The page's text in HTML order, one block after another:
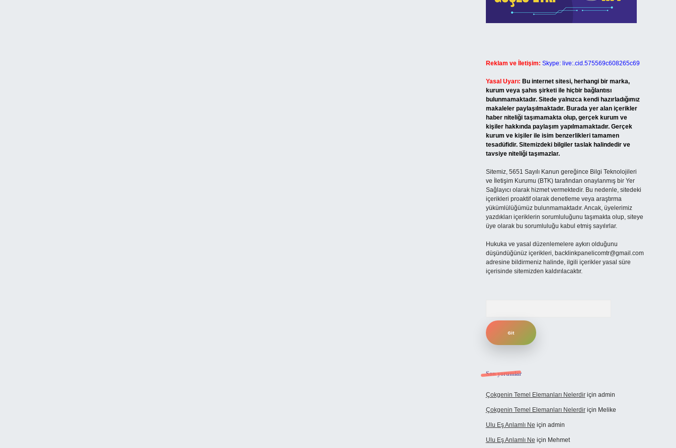
Reklam ve İletişim: Skype: live:.cid.575569c608265c69
Yasal Uyarı: Bu internet sitesi, herhangi bir marka,
kurum veya şahıs şirketi ile hiçbir bağlantısı
bulunmamaktadır. Sitede yalnızca kendi hazırladığımız
makaleler paylaşılmaktadır. Burada yer alan içerikler
haber niteliği taşımamakta olup, gerçek kurum ve
kişiler hakkında paylaşım yapılmamaktadır. Gerçek
kurum ve kişiler ile isim benzerlikleri tamamen
tesadüfidir. Sitemizdeki bilgiler taslak halindedir ve
tavsiye niteliği taşımazlar.
Sitemiz, 5651 Sayılı Kanun gereğince Bilgi Teknolojileri
ve İletişim Kurumu (BTK) tarafından onaylanmış bir Yer
Sağlayıcı olarak hizmet vermektedir. Bu nedenle, sitedeki
içerikleri proaktif olarak denetleme veya araştırma
yükümlülüğümüz bulunmamaktadır. Ancak, üyelerimiz
yazdıkları içeriklerin sorumluluğunu taşımakta olup, siteye
üye olarak bu sorumluluğu kabul etmiş sayılırlar.
Hukuka ve yasal düzenlemelere aykırı olduğunu
düşündüğünüz içerikleri, backlinkpanelicomtr@gmail.com
adresine bildirmeniz halinde, ilgili içerikler yasal süre
içerisinde sitemizden kaldırılacaktır.
Son yorumlar
Çokgenin Temel Elemanları Nelerdiriçin admin
Çokgenin Temel Elemanları Nelerdiriçin Melike
Ulu Eş Anlamlı Ne için admin
Ulu Eş Anlamlı Ne için Mehmet